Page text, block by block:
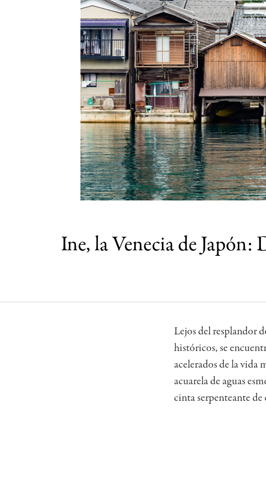
Ine, la Venecia de
Lejos del resplandor
históricos, se
acelerados de la
acuarela de aguas
cinta serpenteante de